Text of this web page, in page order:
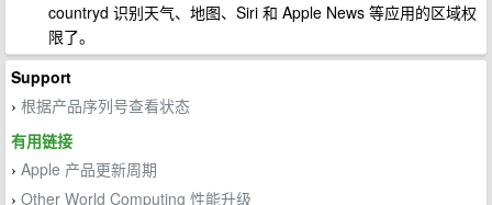
countryd 识别天气、地图、Siri 和 Apple News 等应用的区域权
限了。
Support
› 根据产品序列号查看状态
有用链接
› Apple 产品更新周期
› Other World Computing 性能升级